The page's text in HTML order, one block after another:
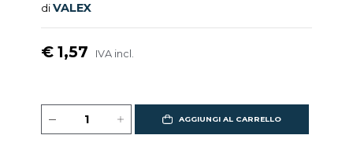
diVALEX
€ 1,57 IVA incl.
AGGIUNGI AL CARRELLO